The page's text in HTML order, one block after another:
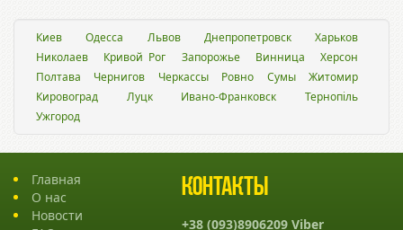
Киев Одесса Львов Днепропетровск
Харьков
Николаев
Кривой Рог Запорожье Винница
Херсон
Полтава
Чернигов Черкассы Ровно Сумы
Житомир
Кировоград
Луцк Ивано-Франковск
Тернопіль
Ужгород
Главная
О нас
Новости
Контакты
+38 (093)8906209 Viber